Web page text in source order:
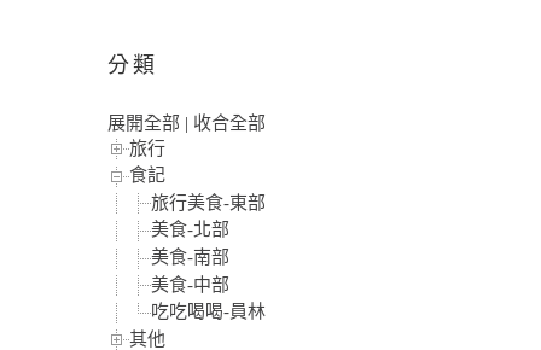
分類
展開全部 | 收合全部
旅行
食記
旅行美食-東部
美食-北部
美食-南部
美食-中部
吃吃喝喝-員林
其他